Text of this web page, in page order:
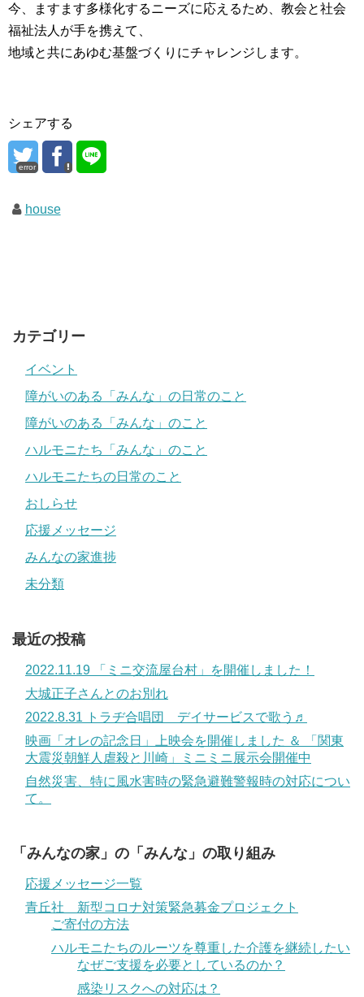
今、ますます多様化するニーズに応えるため、教会と社会
福祉法人が手を携えて、
地域と共にあゆむ基盤づくりにチャレンジします。
シェアする
error
house
カテゴリー
イベント
障がいのある「みんな」の日常のこと
障がいのある「みんな」のこと
ハルモニたち「みんな」のこと
ハルモニたちの日常のこと
おしらせ
応援メッセージ
みんなの家進捗
未分類
最近の投稿
2022.11.19 「ミニ交流屋台村」を開催しました！
大城正子さんとのお別れ
2022.8.31 トラヂ合唱団 デイサービスで歌う♬
映画「オレの記念日」上映会を開催しました ＆ 「関東
大震災朝鮮人虐殺と川崎」ミニミニ展示会開催中
自然災害、特に風水害時の緊急避難警報時の対応につい
て。
「みんなの家」の「みんな」の取り組み
応援メッセージ一覧
青丘社 新型コロナ対策緊急募金プロジェクト
ご寄付の方法
ハルモニたちのルーツを尊重した介護を継続したい
なぜご支援を必要としているのか？
感染リスクへの対応は？